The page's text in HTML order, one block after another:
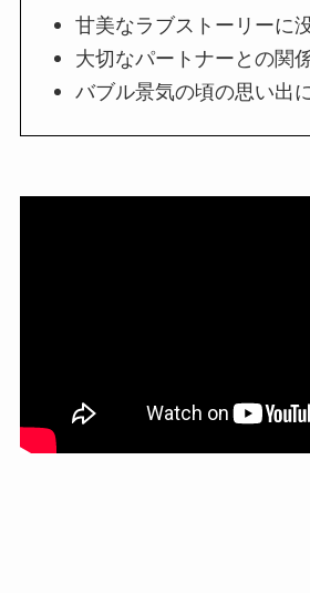
甘美なラブストーリーに
大切なパートナーとの関
バブル景気の頃の思い出